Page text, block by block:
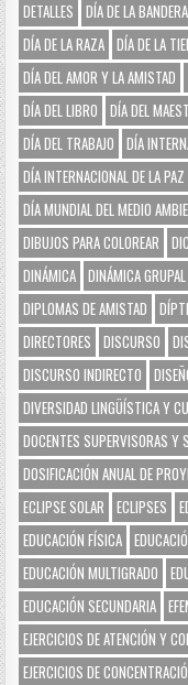
DETALLES DÍA DE LA BANDERA
DÍA DE LA RAZA DÍA DE LA
DÍA DEL AMOR Y LA AMISTAD
DÍA DEL LIBRO
DÍA DEL
DÍA DEL TRABAJO
DÍA
DÍA INTERNACIONAL DE LA PAZ
DÍA MUNDIAL DEL MEDIO
DIBUJOS PARA COLOREAR
DINÁMICA DINÁMICA GRUPAL
DIPLOMAS DE AMISTAD
DIRECTORES
DISCURSO
DISCURSO INDIRECTO
DIVERSIDAD LINGÜÍSTICA Y
DOCENTES SUPERVISORAS Y
DOSIFICACIÓN ANUAL DE
ECLIPSE SOLAR
ECLIPSES
EDUCACIÓN FÍSICA
EDUCACIÓN MULTIGRADO
EDUCACIÓN SECUNDARIA
EJERCICIOS DE ATENCIÓN Y
EJERCICIOS DE